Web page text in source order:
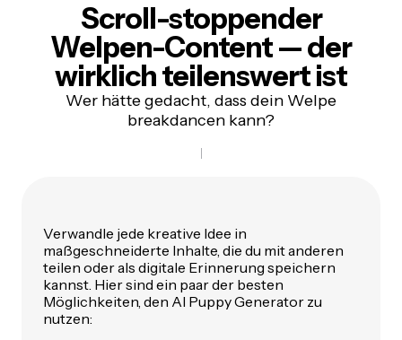
Scroll-stoppender
Welpen-Content —der
wirklich teilenswert ist
Wer hätte gedacht, dass dein Welpe
breakdancen kann?
Verwandle jede kreative Idee in
maßgeschneiderte Inhalte, die du mit anderen
teilen oder als digitale Erinnerung speichern
kannst. Hier sind ein paar der besten
Möglichkeiten, den AI Puppy Generator zu
nutzen: